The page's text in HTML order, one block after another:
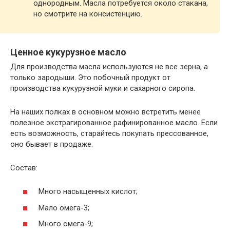
однородным. Масла потребуется около стакана,
но смотрите на консистенцию.
Ценное кукурузное масло
Для производства масла используются не все зерна, а
только зародыши. Это побочный продукт от
производства кукурузной муки и сахарного сиропа.
На наших полках в основном можно встретить менее
полезное экстрагированное рафинированное масло. Если
есть возможность, старайтесь покупать прессованное,
оно бывает в продаже.
Состав:
Много насыщенных кислот;
Мало омега-3;
Много омега-9;